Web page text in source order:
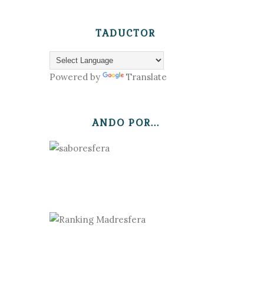
TADUCTOR
Powered by Translate
ANDO POR...